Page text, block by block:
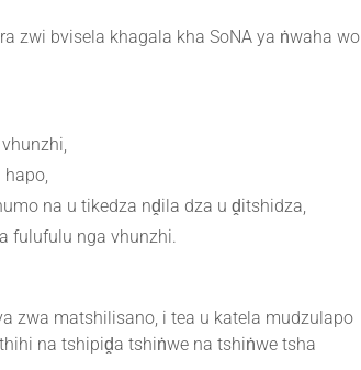
zwi bvisela khagala kha SoNA ya ṅwaha wo
na u tikedza nḓila dza u ḓitshidza,
fulufulu nga vhunzhi.
zwa matshilisano, i tea u katela mudzulapo
na tshipiḓa tshiṅwe na tshiṅwe tsha